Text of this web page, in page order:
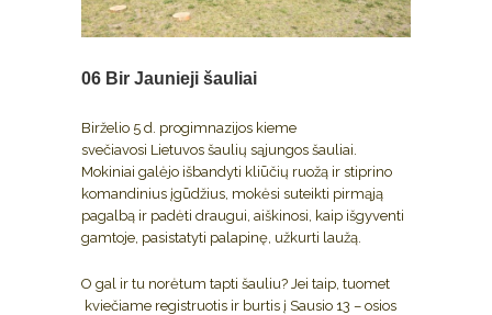
06 Bir Jaunieji šauliai
Birželio 5 d. progimnazijos kieme
svečiavosi Lietuvos šaulių sąjungos šauliai.
Mokiniai galėjo išbandyti kliūčių ruožą ir stiprino
komandinius įgūdžius, mokėsi suteikti pirmąją
pagalbą ir padėti draugui, aiškinosi, kaip išgyventi
gamtoje, pasistatyti palapinę, užkurti laužą.
O gal ir tu norėtum tapti šauliu? Jei taip, tuomet
kviečiame registruotis ir burtis į Sausio 13 – osios